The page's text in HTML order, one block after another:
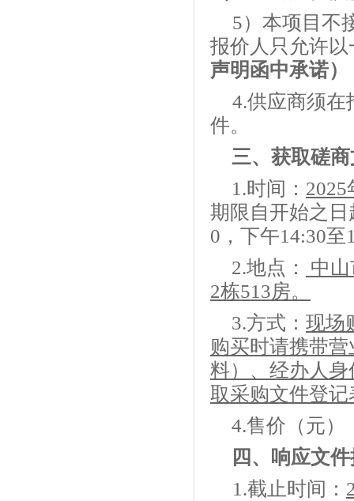
5）本项目不
报价人只允许
声明函中承诺）
4.供应商须在
件。
三、 获取磋商
1 .时间： 2025
期限自开始之
0，下午14:30
2.地点：
中
2栋513房。
3.方式： 现场
购买时请携带
料）、经办人
取采购文件登
4.售价（元）
四、
响应文
1.截止 时间：